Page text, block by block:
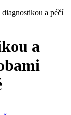
diagnostikou a péčí
a